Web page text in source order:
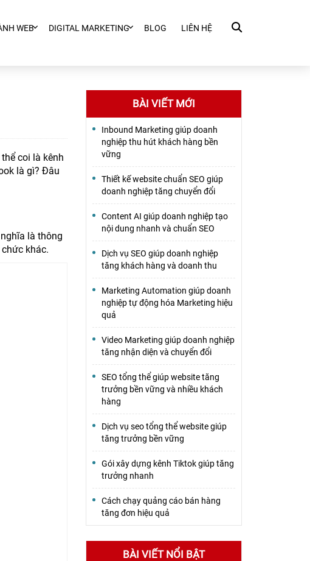
WEB DIGITAL MARKETING BLOG LIÊN HỆ
coi là kênh
là gì? Đâu
là thông
khác.
BÀI VIẾT MỚI
Inbound Marketing giúp doanh
nghiệp thu hút khách hàng bền
vững
Thiết kế website chuẩn SEO giúp
doanh nghiệp tăng chuyển đổi
Content AI giúp doanh nghiệp tạo
nội dung nhanh và chuẩn SEO
Dịch vụ SEO giúp doanh nghiệp
tăng khách hàng và doanh thu
Marketing Automation giúp doanh
nghiệp tự động hóa Marketing hiệu
quả
Video Marketing giúp doanh nghiệp
tăng nhận diện và chuyển đổi
SEO tổng thể giúp website tăng
trưởng bền vững và nhiều khách
hàng
Dịch vụ seo tổng thể website giúp
tăng trưởng bền vững
Gói xây dựng kênh Tiktok giúp tăng
trưởng nhanh
Cách chạy quảng cáo bán hàng
tăng đơn hiệu quả
BÀI VIẾT NỔI BẬT